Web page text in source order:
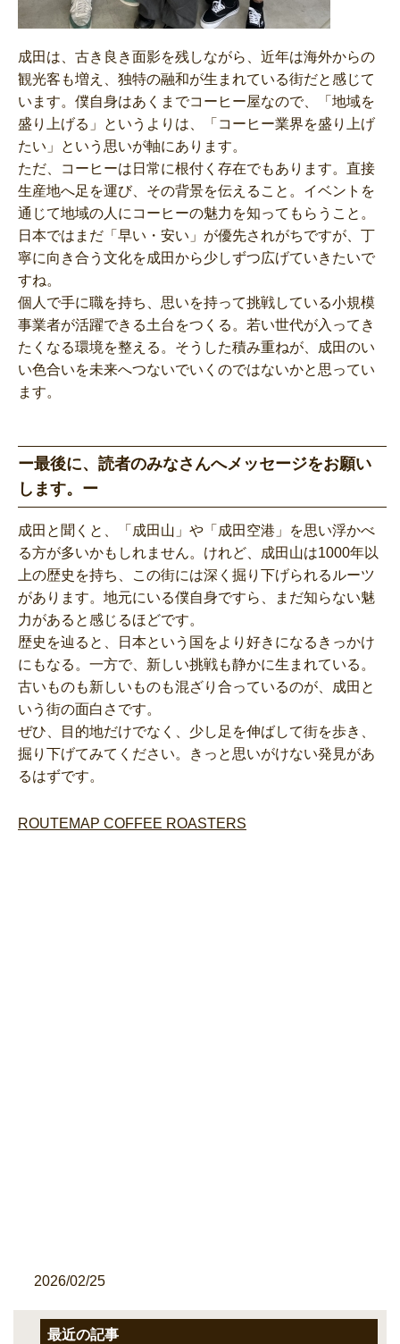
成田は、古き良き面影を残しながら、近年は海外からの
観光客も増え、独特の融和が生まれている街だと感じて
います。僕自身はあくまでコーヒー屋なので、「地域を
盛り上げる」というよりは、「コーヒー業界を盛り上げ
たい」という思いが軸にあります。
ただ、コーヒーは日常に根付く存在でもあります。直接
生産地へ足を運び、その背景を伝えること。イベントを
通じて地域の人にコーヒーの魅力を知ってもらうこと。
日本ではまだ「早い・安い」が優先されがちですが、丁
寧に向き合う文化を成田から少しずつ広げていきたいで
すね。
個人で手に職を持ち、思いを持って挑戦している小規模
事業者が活躍できる土台をつくる。若い世代が入ってき
たくなる環境を整える。そうした積み重ねが、成田のい
い色合いを未来へつないでいくのではないかと思ってい
ます。
ー最後に、読者のみなさんへメッセージをお願い
します。ー
成田と聞くと、「成田山」や「成田空港」を思い浮かべ
る方が多いかもしれません。けれど、成田山は1000年以
上の歴史を持ち、この街には深く掘り下げられるルーツ
があります。地元にいる僕自身ですら、まだ知らない魅
力があると感じるほどです。
歴史を辿ると、日本という国をより好きになるきっかけ
にもなる。一方で、新しい挑戦も静かに生まれている。
古いものも新しいものも混ざり合っているのが、成田と
いう街の面白さです。
ぜひ、目的地だけでなく、少し足を伸ばして街を歩き、
掘り下げてみてください。きっと思いがけない発見があ
るはずです。
ROUTEMAP COFFEE ROASTERS
2026/02/25
最近の記事